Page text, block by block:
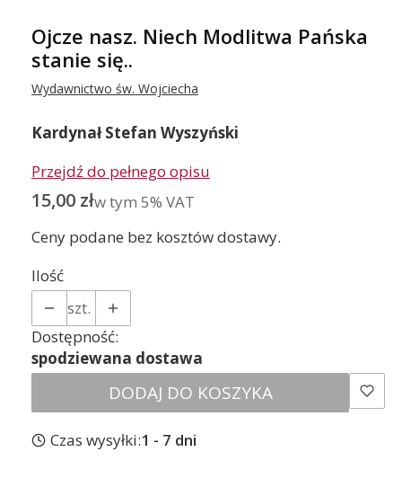
Ojcze nasz. Niech Modlitwa Pańska
stanie się..
Wydawnictwo św. Wojciecha
Kardynał Stefan Wyszyński
Przejdź do pełnego opisu
Cena
15,00 złw tym 5% VAT
w tym 5% VAT
Ceny podane bez kosztów dostawy.
Ilość
szt.
Dostępność:
spodziewana dostawa
DODAJ DO KOSZYKA
Czas wysyłki:1 - 7 dni